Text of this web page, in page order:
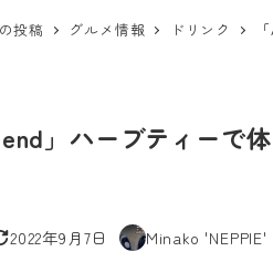
投稿 グルメ情報 ドリンク
」ハーブティーで
新日
2022年9月7日
著
Minako